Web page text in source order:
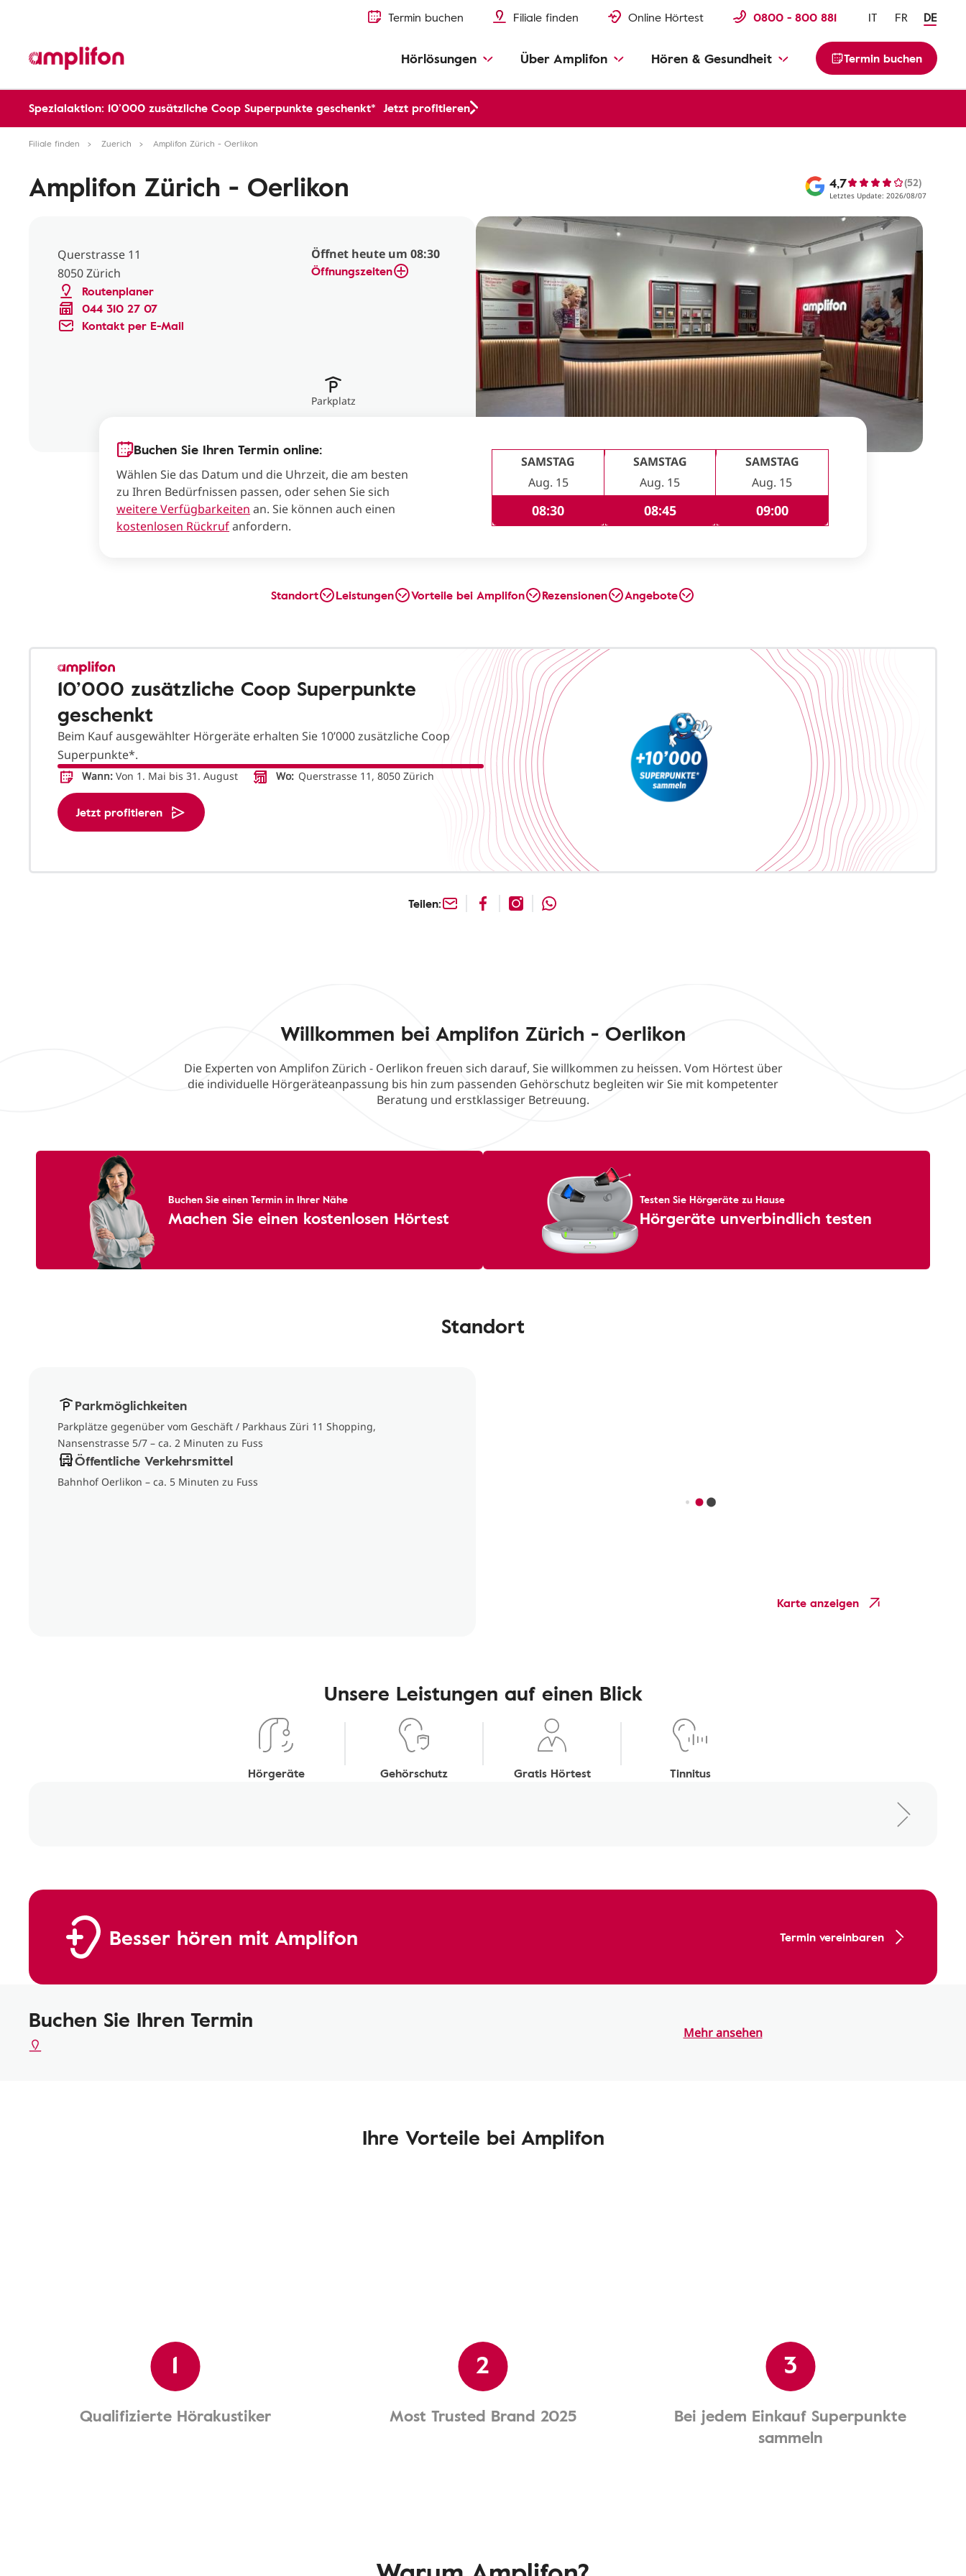
Termin buchen Filiale finden Online Hörtest 0800 - 800 881 IT FR DE
Hörlösungen Über Amplifon Hören & Gesundheit Termin buchen
Spezialaktion: 10’000 zusätzliche Coop Superpunkte geschenkt* Jetzt profitieren
Filiale finden Zuerich Amplifon Zürich - Oerlikon
Amplifon Zürich - Oerlikon 4,7 (52)
Letztes Update: 2026/08/07
Querstrasse 11
8050 Zürich
Routenplaner
044 310 27 07
Kontakt per E-Mail
Öffnet heute um 08:30
Öffnungszeiten
Parkplatz
Buchen Sie Ihren Termin online:
Wählen Sie das Datum und die Uhrzeit, die am besten
zu Ihren Bedürfnissen passen, oder sehen Sie sich
weitere Verfügbarkeiten an. Sie können auch einen
kostenlosen Rückrufanfordern.
SAMSTAG
Aug. 15
08:30
SAMSTAG
Aug. 15
08:45
SAMSTAG
Aug. 15
09:00
Standort Leistungen Vorteile bei Amplifon Rezensionen Angebote
10’000 zusätzliche Coop Superpunkte
geschenkt
Beim Kauf ausgewählter Hörgeräte erhalten Sie 10’000 zusätzliche Coop
Superpunkte*.
Wann: Von 1. Mai bis 31. August Wo: Querstrasse 11, 8050 Zürich
Jetzt profitieren
Teilen:
Willkommen bei Amplifon Zürich - Oerlikon
Die Experten von Amplifon Zürich - Oerlikon freuen sich darauf, Sie willkommen zu heissen. Vom Hörtest über
die individuelle Hörgeräteanpassung bis hin zum passenden Gehörschutz begleiten wir Sie mit kompetenter
Beratung und erstklassiger Betreuung.
Buchen Sie einen Termin in Ihrer Nähe
Machen Sie einen kostenlosen Hörtest
Testen Sie Hörgeräte zu Hause
Hörgeräte unverbindlich testen
Standort
Parkmöglichkeiten
Parkplätze gegenüber vom Geschäft / Parkhaus Züri 11 Shopping,
Nansenstrasse 5/7 – ca. 2 Minuten zu Fuss
Öffentliche Verkehrsmittel
Bahnhof Oerlikon – ca. 5 Minuten zu Fuss
Karte anzeigen
Unsere Leistungen auf einen Blick
Hörgeräte Gehörschutz Gratis Hörtest Tinnitus
Besser hören mit Amplifon Termin vereinbaren
Buchen Sie Ihren Termin Mehr ansehen
Ihre Vorteile bei Amplifon
1
Qualifizierte Hörakustiker
2
Most Trusted Brand 2025
3
Bei jedem Einkauf Superpunkte
sammeln